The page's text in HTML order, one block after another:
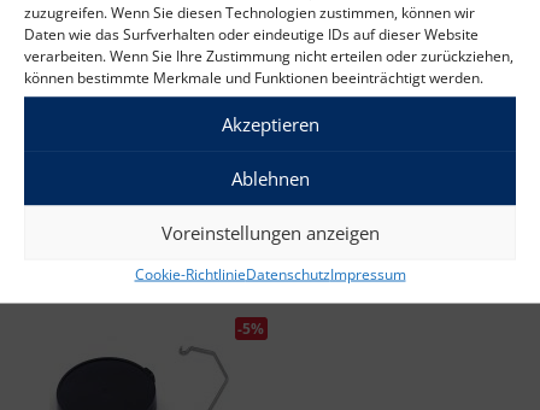
zuzugreifen. Wenn Sie diesen Technologien zustimmen, können wir
Daten wie das Surfverhalten oder eindeutige IDs auf dieser Website
verarbeiten. Wenn Sie Ihre Zustimmung nicht erteilen oder zurückziehen,
können bestimmte Merkmale und Funktionen beeinträchtigt werden.
Akzeptieren
Ablehnen
Voreinstellungen anzeigen
Cookie-RichtlinieDatenschutzImpressum
o
n
Flüssig, Dichte Kit | Art.-Nr.:
83034024
Ursprünglicher Preis war: 395,00 €
375,25€Aktueller Preis ist: 375,25 €.
760,00€Ursprünglicher
722,00€
exkl. 19 % MwSt.
-5%